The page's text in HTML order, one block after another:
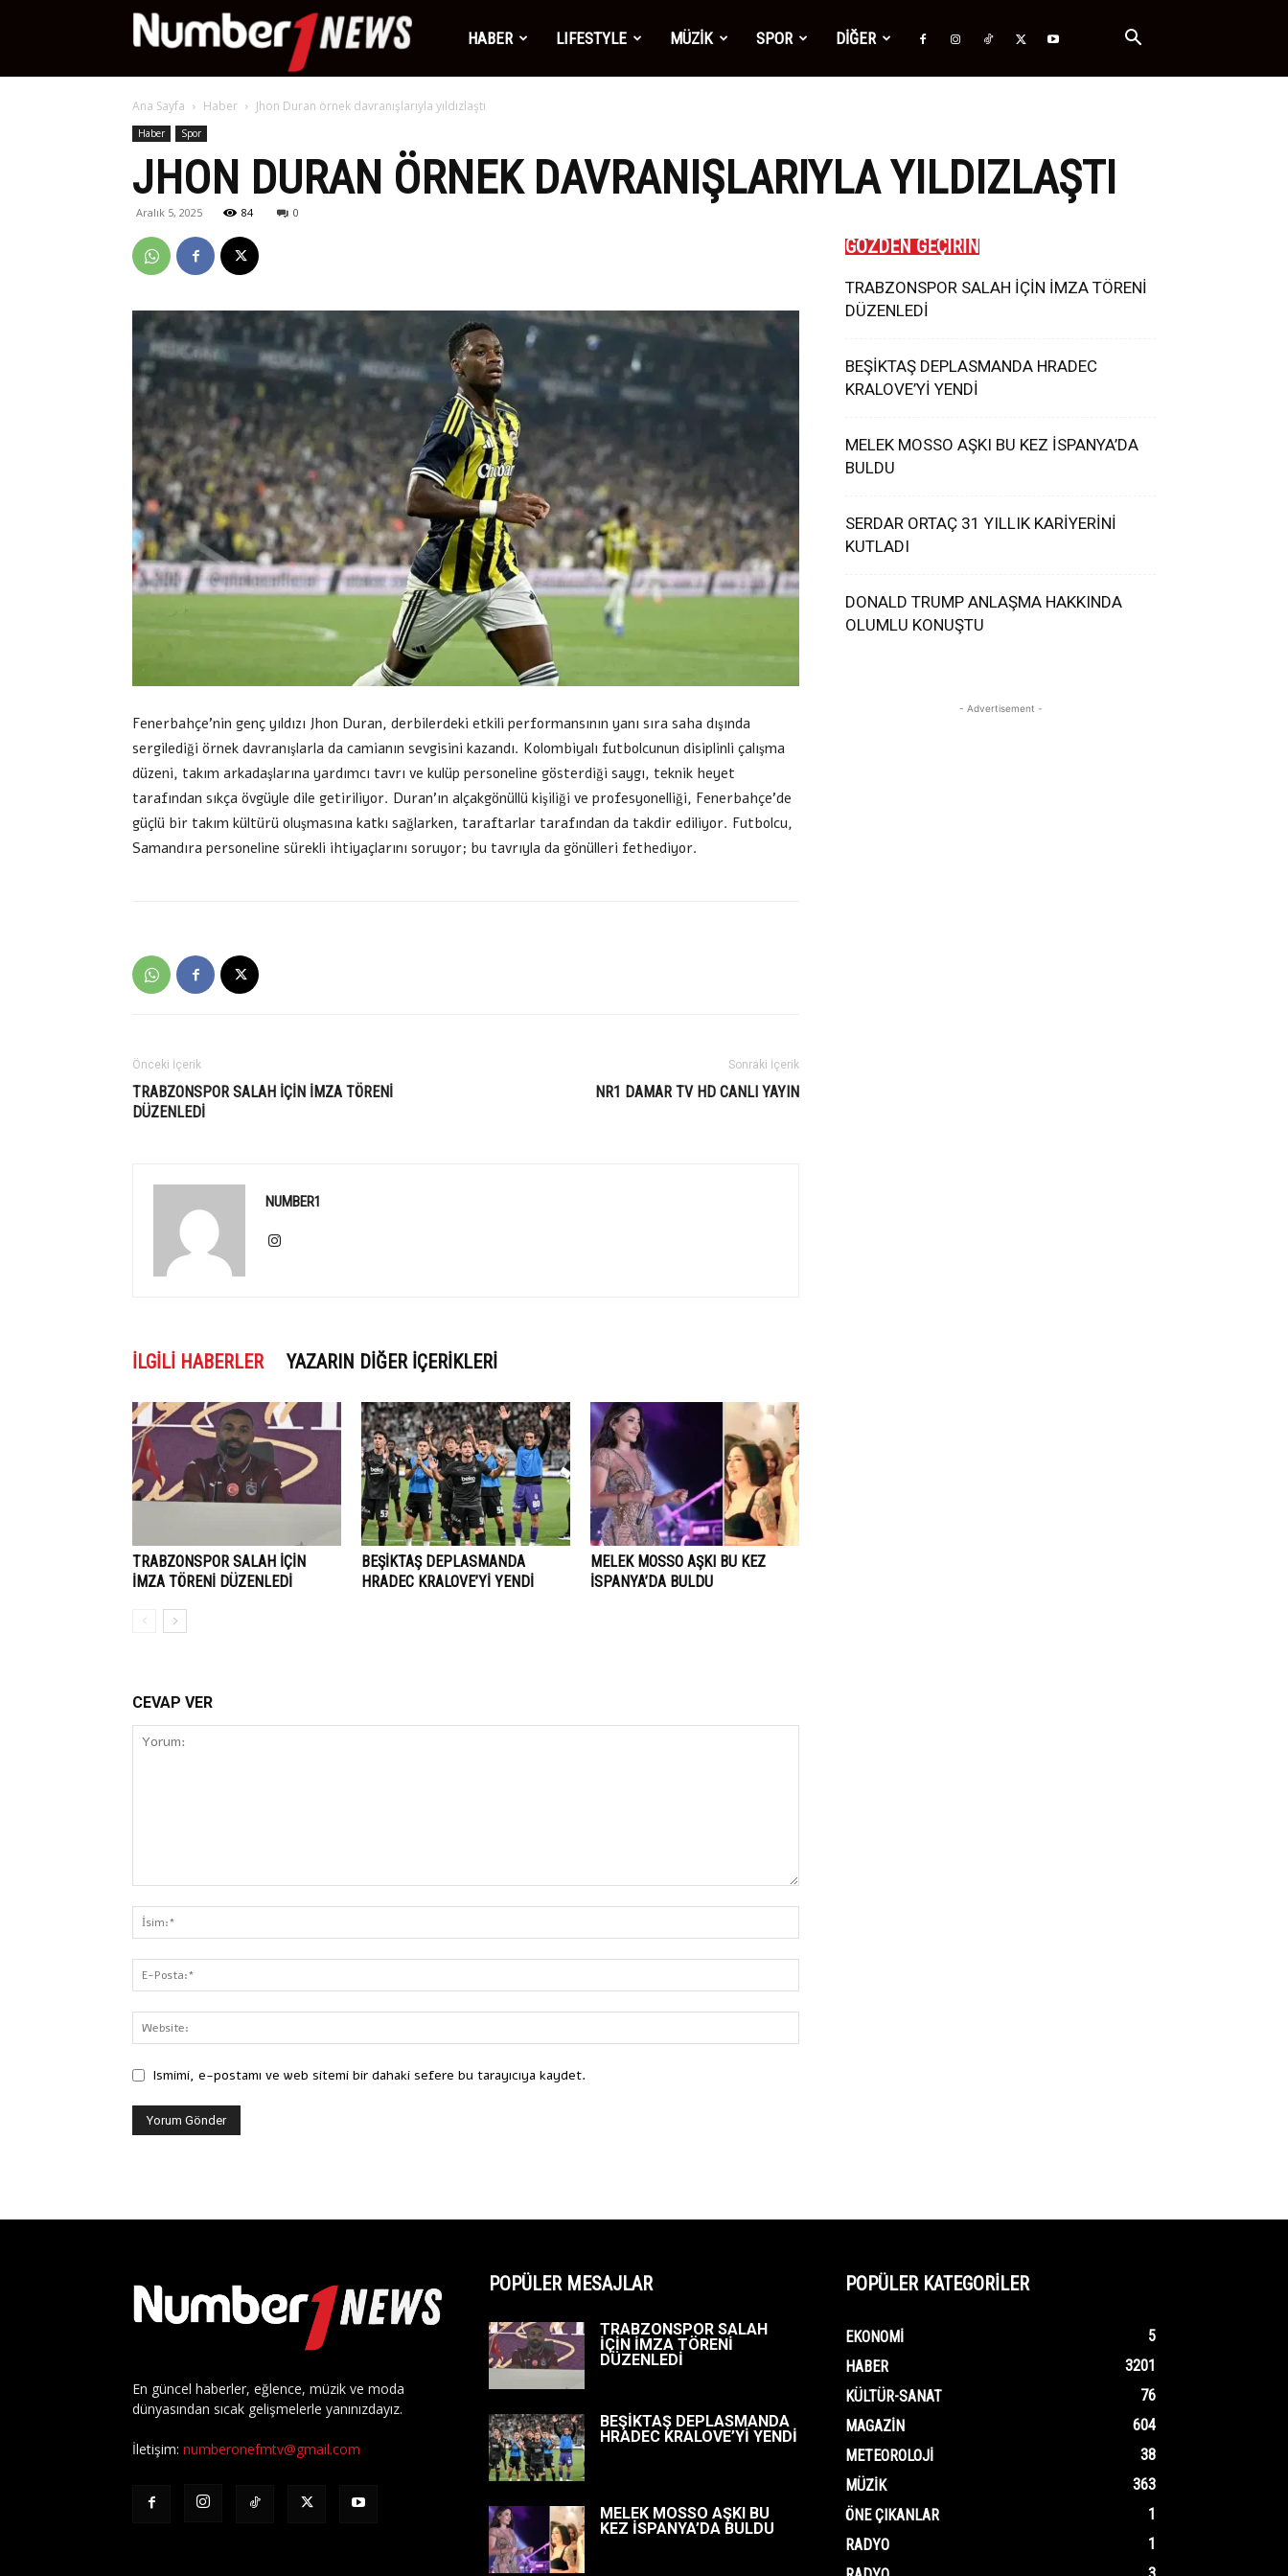
Number1
News
HABER LIFESTYLE MÜZİK SPOR DİĞER
Ana Sayfa Haber Jhon Duran örnek davranışlarıyla yıldızlaştı
Haber Spor
JHON DURAN ÖRNEK DAVRANIŞLARIYLA YILDIZLAŞTI
Aralık 5, 2025 84 0
Fenerbahçe’nin genç yıldızı Jhon Duran, derbilerdeki etkili performansının yanı sıra saha dışında
sergilediği örnek davranışlarla da camianın sevgisini kazandı. Kolombiyalı futbolcunun disiplinli çalışma
düzeni, takım arkadaşlarına yardımcı tavrı ve kulüp personeline gösterdiği saygı, teknik heyet
tarafından sıkça övgüyle dile getiriliyor. Duran’ın alçakgönüllü kişiliği ve profesyonelliği, Fenerbahçe’de
güçlü bir takım kültürü oluşmasına katkı sağlarken, taraftarlar tarafından da takdir ediliyor. Futbolcu,
Samandıra personeline sürekli ihtiyaçlarını soruyor; bu tavrıyla da gönülleri fethediyor.
Önceki İçerik
TRABZONSPOR SALAH İÇİN İMZA TÖRENİ
DÜZENLEDİ
Sonraki İçerik
NR1 DAMAR TV HD CANLI YAYIN
NUMBER1
İLGILI HABERLER YAZARIN DIĞER İÇERIKLERI
TRABZONSPOR SALAH İÇİN
İMZA TÖRENİ DÜZENLEDİ
BEŞİKTAŞ DEPLASMANDA
HRADEC KRALOVE’Yİ YENDİ
MELEK MOSSO AŞKI BU KEZ
İSPANYA’DA BULDU
CEVAP VER
Ismimi, e-postamı ve web sitemi bir dahaki sefere bu tarayıcıya kaydet.
GÖZDEN GEÇİRİN
TRABZONSPOR SALAH İÇİN İMZA TÖRENİ
DÜZENLEDİ
BEŞİKTAŞ DEPLASMANDA HRADEC
KRALOVE’Yİ YENDİ
MELEK MOSSO AŞKI BU KEZ İSPANYA’DA
BULDU
SERDAR ORTAÇ 31 YILLIK KARİYERİNİ
KUTLADI
DONALD TRUMP ANLAŞMA HAKKINDA
OLUMLU KONUŞTU
- Advertisement -
En güncel haberler, eğlence, müzik ve moda
dünyasından sıcak gelişmelerle yanınızdayız.
İletişim: numberonefmtv@gmail.com
POPÜLER MESAJLAR
TRABZONSPOR SALAH
İÇİN İMZA TÖRENİ
DÜZENLEDİ
BEŞİKTAŞ DEPLASMANDA
HRADEC KRALOVE’Yİ YENDİ
MELEK MOSSO AŞKI BU
KEZ İSPANYA’DA BULDU
POPÜLER KATEGORİLER
EKONOMI
5
HABER
3201
KÜLTÜR-SANAT
76
MAGAZIN
604
METEOROLOJI
38
MÜZIK
363
ÖNE ÇIKANLAR
1
RADYO
1